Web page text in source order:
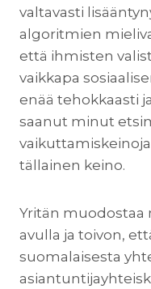
valtavasti
algoritmien
että ihmisten
vaikkapa
enää tehokkaasti
saanut minut
tällainen keino.
Yritän muodostaa
avulla ja toivon,
suomalaisesta